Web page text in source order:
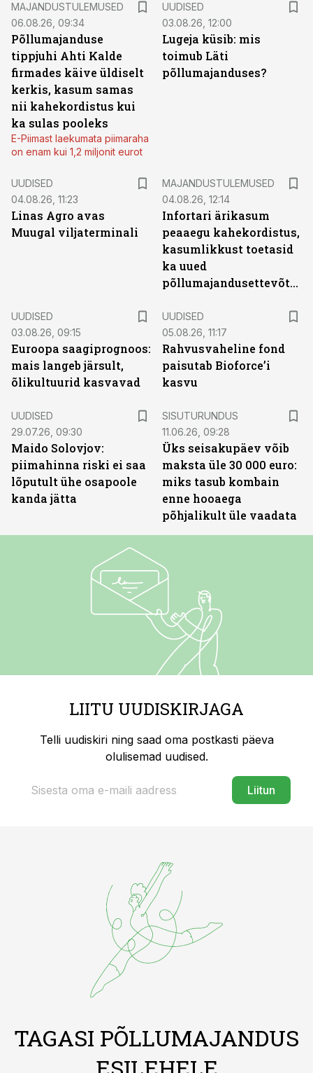
MAJANDUSTULEMUSED
06.08.26, 09:34
Põllumajanduse
tippjuhi Ahti Kalde
firmades käive üldiselt
kerkis, kasum samas
nii kahekordistus kui
ka sulas pooleks
E-Piimast laekumata piimaraha
on enam kui 1,2 miljonit eurot
UUDISED
03.08.26, 12:00
Lugeja küsib: mis
toimub Läti
põllumajanduses?
UUDISED
04.08.26, 11:23
Linas Agro avas
Muugal viljaterminali
MAJANDUSTULEMUSED
04.08.26, 12:14
Infortari ärikasum
peaaegu kahekordistus,
kasumlikkust toetasid
ka uued
põllumajandusettevõtted
UUDISED
03.08.26, 09:15
Euroopa saagiprognoos:
mais langeb järsult,
õlikultuurid kasvavad
UUDISED
05.08.26, 11:17
Rahvusvaheline fond
paisutab Bioforce’i
kasvu
UUDISED
29.07.26, 09:30
Maido Solovjov:
piimahinna riski ei saa
lõputult ühe osapoole
kanda jätta
SISUTURUNDUS
11.06.26, 09:28
Üks seisakupäev võib
maksta üle 30 000 euro:
miks tasub kombain
enne hooaega
põhjalikult üle vaadata
LIITU UUDISKIRJAGA
Telli uudiskiri ning saad oma postkasti päeva
olulisemad uudised.
Liitun
TAGASI PÕLLUMAJANDUS